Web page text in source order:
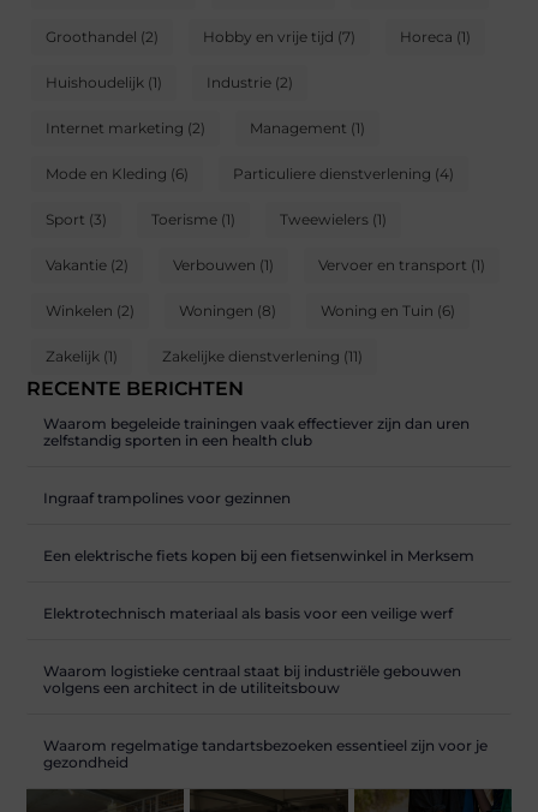
Groothandel (2) Hobby en vrije tijd (7) Horeca (1)
Huishoudelijk (1) Industrie (2)
Internet marketing (2) Management (1)
Mode en Kleding (6) Particuliere dienstverlening (4)
Sport (3) Toerisme (1) Tweewielers (1)
Vakantie (2) Verbouwen (1) Vervoer en transport (1)
Winkelen (2) Woningen (8) Woning en Tuin (6)
Zakelijk (1) Zakelijke dienstverlening (11)
RECENTE BERICHTEN
Waarom begeleide trainingen vaak effectiever zijn dan uren
zelfstandig sporten in een health club
Ingraaf trampolines voor gezinnen
Een elektrische fiets kopen bij een fietsenwinkel in Merksem
Elektrotechnisch materiaal als basis voor een veilige werf
Waarom logistieke centraal staat bij industriële gebouwen
volgens een architect in de utiliteitsbouw
Waarom regelmatige tandartsbezoeken essentieel zijn voor je
gezondheid